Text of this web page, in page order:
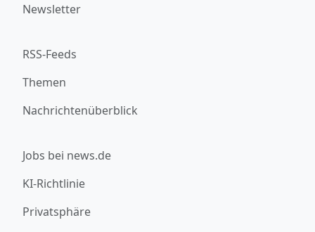
Newsletter
RSS-Feeds
Themen
Nachrichtenüberblick
Jobs bei news.de
KI-Richtlinie
Privatsphäre